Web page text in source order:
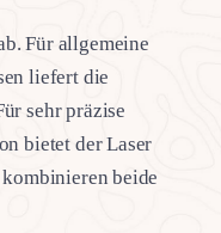
Für allgemeine
liefert die
sehr präzise
bietet der Laser
beide